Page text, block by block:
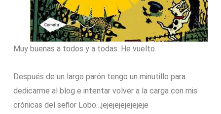
Muy buenas a todos y a todas. He vuelto.
Después de un largo parón tengo un minutillo para
dedicarme al blog e intentar volver a la carga con mis
crónicas del señor Lobo…jejejejejejejeje